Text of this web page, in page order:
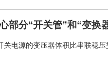
部分“开关管”和“变换
电源的变压器体积比串联稳